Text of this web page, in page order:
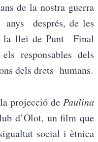
de la nostra guerra
després, de les
la llei de Punt Final
responsables dels
dels drets humans.
projecció de Paulina
d’Olot, un film que
social i ètnica